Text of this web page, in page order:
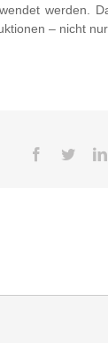
werden.
– nicht
Facebook
Twitter